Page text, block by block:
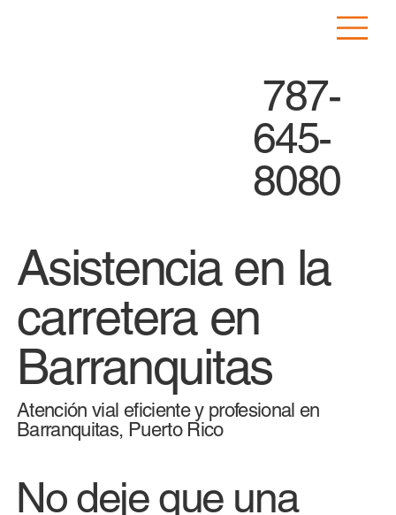
787-
645-
8080
Asistencia en la
carretera en
Barranquitas
Atención vial eficiente y profesional en
Barranquitas, Puerto Rico
No deje que una